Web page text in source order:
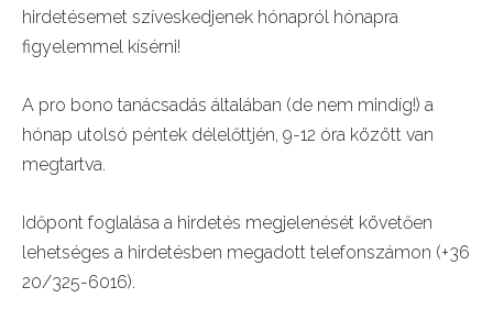
hirdetésemet szíveskedjenek hónapról hónapra
figyelemmel kísérni!
A pro bono tanácsadás általában (de nem mindíg!) a
hónap utolsó péntek délelőttjén, 9-12 óra között van
megtartva.
Időpont foglalása a hirdetés megjelenését követően
lehetséges a hirdetésben megadott telefonszámon (+36
20/325-6016).